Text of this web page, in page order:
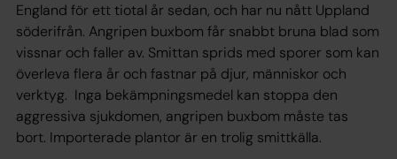
England för ett tiotal år sedan, och har nu nått Uppland
söderifrån. Angripen buxbom får snabbt bruna blad som
vissnar och faller av. Smittan sprids med sporer som kan
överleva flera år och fastnar på djur, människor och
verktyg. Inga bekämpningsmedel kan stoppa den
aggressiva sjukdomen, angripen buxbom måste tas
bort. Importerade plantor är en trolig smittkälla.